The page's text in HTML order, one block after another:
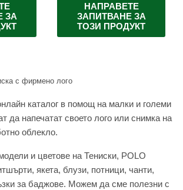
ЗА
НАПРАВЕТЕ
ЗАПИТВАНЕ ЗА
ТОЗИ ПРОДУКТ
каталог в помощ на малки и големи
да напечатат своето лого или снимка на
облекло.
и цветове на Тениски, POLO
якета, блузи, потници, чанти,
за баджове. Можем да сме полезни с